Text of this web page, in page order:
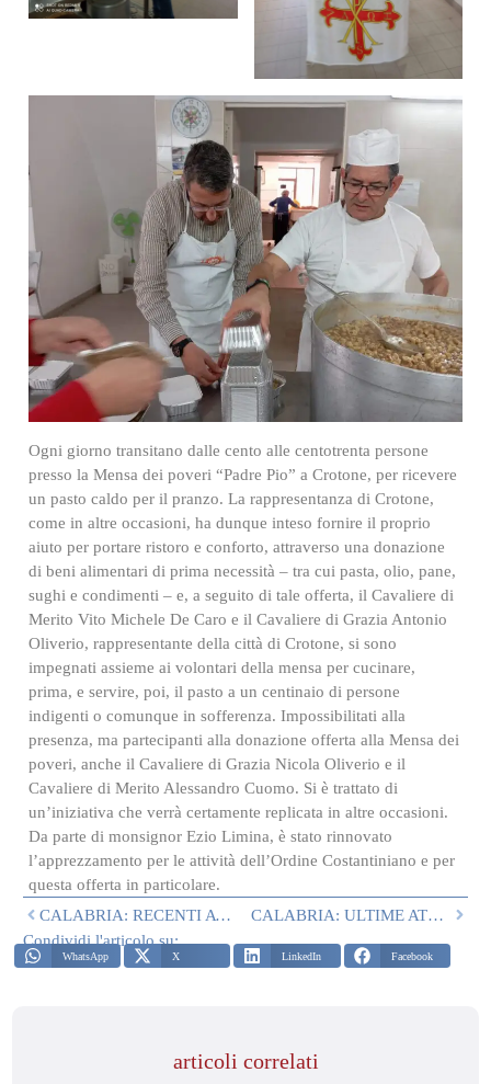
Ogni giorno transitano dalle cento alle centotrenta persone
presso la Mensa dei poveri “Padre Pio” a Crotone, per ricevere
un pasto caldo per il pranzo. La rappresentanza di Crotone,
come in altre occasioni, ha dunque inteso fornire il proprio
aiuto per portare ristoro e conforto, attraverso una donazione
di beni alimentari di prima necessità – tra cui pasta, olio, pane,
sughi e condimenti – e, a seguito di tale offerta, il Cavaliere di
Merito Vito Michele De Caro e il Cavaliere di Grazia Antonio
Oliverio, rappresentante della città di Crotone, si sono
impegnati assieme ai volontari della mensa per cucinare,
prima, e servire, poi, il pasto a un centinaio di persone
indigenti o comunque in sofferenza. Impossibilitati alla
presenza, ma partecipanti alla donazione offerta alla Mensa dei
poveri, anche il Cavaliere di Grazia Nicola Oliverio e il
Cavaliere di Merito Alessandro Cuomo. Si è trattato di
un’iniziativa che verrà certamente replicata in altre occasioni.
Da parte di monsignor Ezio Limina, è stato rinnovato
l’apprezzamento per le attività dell’Ordine Costantiniano e per
questa offerta in particolare.
CALABRIA: RECENTI ATTIVITA’
CALABRIA: ULTIME ATTIVITA’ DI DELEGAZIONE
Condividi l'articolo su:
WhatsApp X LinkedIn Facebook
articoli correlati